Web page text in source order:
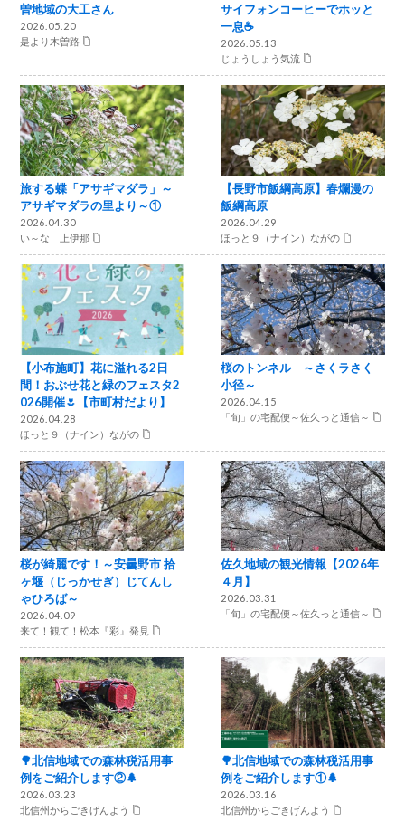
曽地域の大工さん
2026.05.20
是より木曽路
サイフォンコーヒーでホッと
一息☕
2026.05.13
じょうしょう気流
旅する蝶「アサギマダラ」～
アサギマダラの里より～①
2026.04.30
い～な 上伊那
【長野市飯綱高原】春爛漫の
飯綱高原
2026.04.29
ほっと９（ナイン）ながの
【小布施町】花に溢れる2日
間！おぶせ花と緑のフェスタ2
026開催🌷【市町村だより】
2026.04.28
ほっと９（ナイン）ながの
桜のトンネル ～さくラさく
小径～
2026.04.15
「旬」の宅配便～佐久っと通信～
桜が綺麗です！～安曇野市 拾
ヶ堰（じっかせぎ）じてんし
ゃひろば～
2026.04.09
来て！観て！松本『彩』発見
佐久地域の観光情報【2026年
４月】
2026.03.31
「旬」の宅配便～佐久っと通信～
🌳北信地域での森林税活用事
例をご紹介します②🌲
2026.03.23
北信州からごきげんよう
🌳北信地域での森林税活用事
例をご紹介します①🌲
2026.03.16
北信州からごきげんよう